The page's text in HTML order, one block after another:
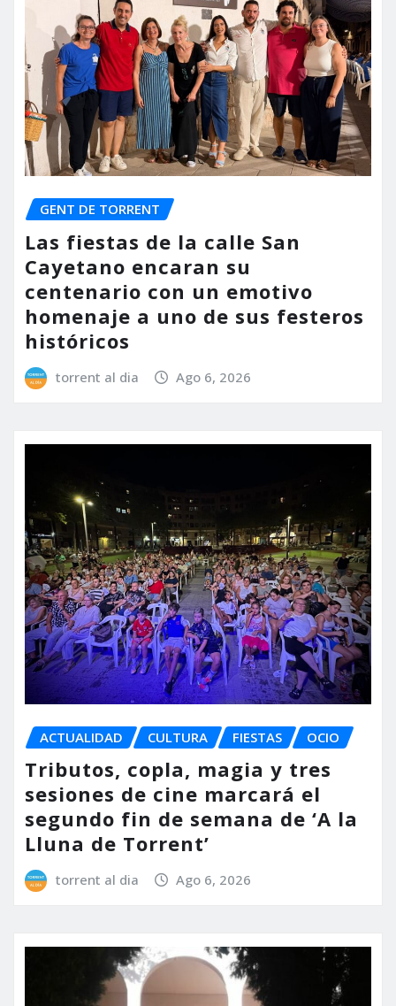
GENT DE TORRENT
Las fiestas de la calle San
Cayetano encaran su
centenario con un emotivo
homenaje a uno de sus festeros
históricos
torrent al dia Ago 6, 2026
ACTUALIDAD CULTURA FIESTAS OCIO
Tributos, copla, magia y tres
sesiones de cine marcará el
segundo fin de semana de ‘A la
Lluna de Torrent’
torrent al dia Ago 6, 2026